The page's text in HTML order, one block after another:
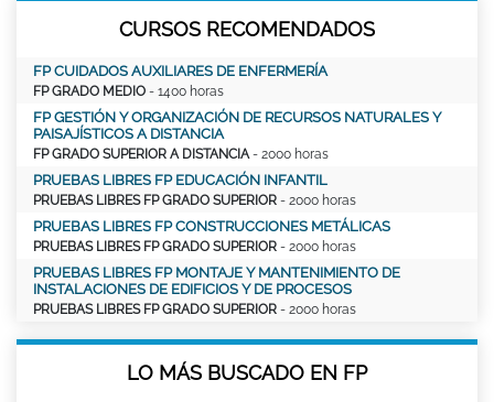
CURSOS RECOMENDADOS
FP CUIDADOS AUXILIARES DE ENFERMERÍA
FP GRADO MEDIO - 1400 horas
FP GESTIÓN Y ORGANIZACIÓN DE RECURSOS NATURALES Y
PAISAJÍSTICOS A DISTANCIA
FP GRADO SUPERIOR A DISTANCIA- 2000 horas
PRUEBAS LIBRES FP EDUCACIÓN INFANTIL
PRUEBAS LIBRES FP GRADO SUPERIOR - 2000 horas
PRUEBAS LIBRES FP CONSTRUCCIONES METÁLICAS
PRUEBAS LIBRES FP GRADO SUPERIOR - 2000 horas
PRUEBAS LIBRES FP MONTAJE Y MANTENIMIENTO DE
INSTALACIONES DE EDIFICIOS Y DE PROCESOS
PRUEBAS LIBRES FP GRADO SUPERIOR - 2000 horas
LO MÁS BUSCADO EN FP